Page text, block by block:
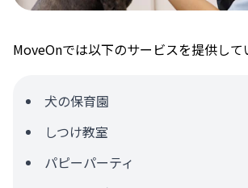
MoveOnでは以下のサービスを提供して
犬の保育園
しつけ教室
パピーパーティ